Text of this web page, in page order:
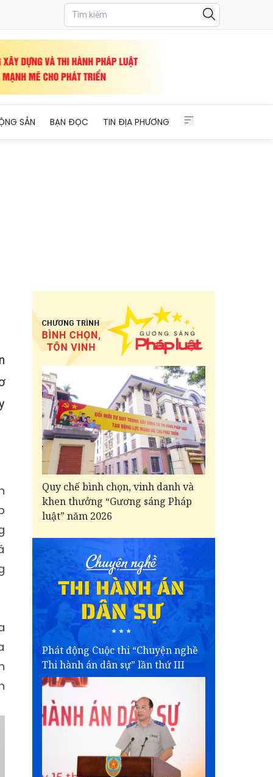
SẢN BẠN ĐỌC TIN ĐỊA PHƯƠNG
Quy chế bình chọn, vinh danh và
khen thưởng “Gương sáng Pháp
luật” năm 2026
Phát động Cuộc thi “Chuyện nghề
Thi hành án dân sự” lần thứ III